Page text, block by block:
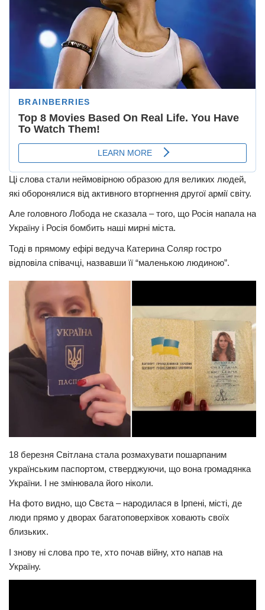
Ці слова стали неймовірною образою для великих людей,
які оборонялися від активного вторгнення другої армії світу.
Але головного Лобода не сказала – того, що Росія напала на
Україну і Росія бомбить наші мирні міста.
Тоді в прямому ефірі ведуча Катерина Соляр гостро
відповіла співачці, назвавши її “маленькою людиною”.
18 березня Світлана стала розмахувати пошарпаним
українським паспортом, стверджуючи, що вона громадянка
України. І не змінювала його ніколи.
На фото видно, що Свєта – народилася в Ірпені, місті, де
люди прямо у дворах багатоповерхівок ховають своїх
близьких.
І знову ні слова про те, хто почав війну, хто напав на
Україну.